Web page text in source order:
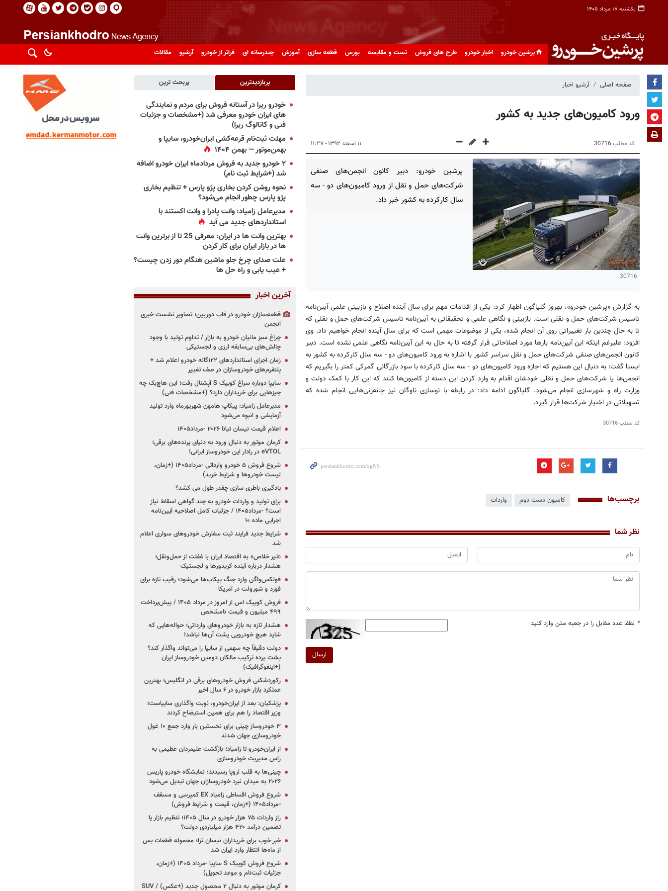
یکشنبه ۱۸ مرداد ۱۴۰۵
پرشین خودرو اخبار خودرو طرح های فروش تست و مقایسه بورس قطعه سازی آموزش چندرسانه ای فراتر از خودرو آرشیو مقالات
صفحه اصلی آرشیو اخبار
ورود کامیون‌های جدید به کشور
کد مطلب 30716 ۱۱ اسفند ۱۳۹۲ - ۱۱:۲۷
30716
پرشین خودرو: دبیر کانون انجمن‌های صنفی
شرکت‌های حمل و نقل از ورود کامیون‌های دو - سه
سال کارکرده به کشور خبر داد.
به گزارش «پرشین خودرو»، بهروز گلپاگون اظهار کرد: یکی از اقدامات مهم برای سال آینده اصلاح و بازبینی علمی آیین‌نامه
تاسیس شرکت‌های حمل و نقلی است. بازبینی و نگاهی علمی و تحقیقاتی به آیین‌نامه تاسیس شرکت‌های حمل و نقلی که
تا به حال چندین بار تغییراتی روی آن انجام شده، یکی از موضوعات مهمی است که برای سال آینده انجام خواهیم داد. وی
افزود:‌ علیرغم اینکه این آیین‌نامه بارها مورد اصلاحاتی قرار گرفته تا به حال به این آیین‌نامه نگاهی علمی نشده است. دبیر
کانون انجمن‌های صنفی شرکت‌های حمل و نقل سراسر کشور با اشاره به ورود کامیون‌های دو - سه سال کارکرده به کشور به
ایسنا گفت: به دنبال این هستیم که اجازه ورود کامیون‌های دو - سه سال کارکرده با سود بازرگانی گمرکی کمتر را بگیریم که
انجمن‌ها یا شرکت‌های حمل و نقلی خودشان اقدام به وارد کردن این دسته از کامیون‌ها کنند که این کار با کمک دولت و
وزارت راه و شهرسازی انجام می‌شود. گلپاگون ادامه داد: در رابطه با نوسازی ناوگان نیز چانه‌زنی‌هایی انجام شده که
تسهیلاتی در اختیار شرکت‌ها قرار گیرد.
کد مطلب30716
برچسب‌ها کامیون دست دوم واردات
نظر شما
* لطفا عدد مقابل را در جعبه متن وارد کنید
ارسال
پربازدیدترین پربحث ترین
خودرو ریرا در آستانه فروش برای مردم و نمایندگی
های ایران خودرو معرفی شد (+مشخصات و جزئیات
فنی و کاتالوگ ریرا)
مهلت ثبت‌نام قرعه‌کشی ایران‌خودرو، سایپا و
بهمن‌موتور — بهمن ۱۴۰۴
۲ خودرو جدید به فروش مردادماه ایران خودرو اضافه
شد (+شرایط ثبت نام)
نحوه روشن کردن بخاری پژو پارس + تنظیم بخاری
پژو پارس چطور انجام می‌شود؟
مدیرعامل زامیاد: وانت پادرا و وانت اکستند با
استانداردهای جدید می آید
بهترین وانت ها در ایران: معرفی 25 تا از برترین وانت
ها در بازار ایران برای کار کردن
علت صدای چرخ جلو ماشین هنگام دور زدن چیست؟
+ عیب یابی و راه حل ها
آخرین اخبار
قطعه‌سازان خودرو در قاب دوربین؛ تصاویر نشست خبری
انجمن
چراغ سبز مانیان خودرو به بازار / تداوم تولید با وجود
چالش‌های بی‌سابقه ارزی و لجستیکی
زمان اجرای استانداردهای ۱۲۲گانه خودرو اعلام شد +
پلتفرم‌های خودروسازان در صف تغییر
سایپا دوباره سراغ کوییک S آپشنال رفت؛ این هاچ‌بک چه
چیزهایی برای خریداران دارد؟ (+مشخصات فنی)
مدیرعامل زامیاد: پیکاپ هامون شهریورماه وارد تولید
آزمایشی و انبوه می‌شود
اعلام قیمت نیسان تیانا ۲۰۲۶ -مرداد۱۴۰۵
کرمان موتور به دنبال ورود به دنیای پرنده‌های برقی؛
eVTOL در رادار این خودروساز ایرانی!
شروع فروش ۵ خودرو وارداتی -مرداد۱۴۰۵ (+زمان،
لیست خودروها و شرایط خرید)
یادگیری باطری سازی چقدر طول می کشد؟
برای تولید و واردات خودرو به چند گواهی اسقاط نیاز
است؟ -مرداد۱۴۰۵ / جزئیات کامل اصلاحیه آیین‌نامه
اجرایی ماده ۱۰
شرایط جدید فرایند ثبت سفارش خودروهای سواری اعلام
شد
«تیر خلاص» به اقتصاد ایران با غفلت از حمل‌ونقل؛
هشدار درباره آینده کریدورها و لجستیک
فولکس‌واگن وارد جنگ پیکاپ‌ها می‌شود؛ رقیب تازه برای
فورد و شورولت در آمریکا
فروش کوییک اس از امروز در مرداد ۱۴۰۵ / پیش‌پرداخت
۴۹۹ میلیون و قیمت نامشخص
هشدار تازه به بازار خودروهای وارداتی؛ حواله‌هایی که
شاید هیچ خودرویی پشت آن‌ها نباشد!
دولت دقیقاً چه سهمی از سایپا را می‌تواند واگذار کند؟
پشت پرده ترکیب مالکان دومین خودروساز ایران
(+اینفوگرافیک)
رکوردشکنی فروش خودروهای برقی در انگلیس؛ بهترین
عملکرد بازار خودرو در ۶ سال اخیر
پزشکیان: بعد از ایران‌خودرو، نوبت واگذاری سایپاست؛
وزیر اقتصاد را هم برای همین استیضاح کردند
۳ خودروساز چینی برای نخستین بار وارد جمع ۱۰ غول
خودروسازی جهان شدند
از ایران‌خودرو تا زامیاد؛ بازگشت علیمردان عظیمی به
راس مدیریت خودروسازی
چینی‌ها به قلب اروپا رسیدند؛ نمایشگاه خودرو پاریس
۲۰۲۶ به میدان نبرد خودروسازان جهان تبدیل می‌شود
شروع فروش اقساطی زامیاد EX کمپرسی و مسقف
-مرداد۱۴۰۵ (+زمان، قیمت و شرایط فروش)
راز واردات ۷۵ هزار خودرو در سال ۱۴۰۵؛ تنظیم بازار یا
تضمین درآمد ۴۲۰ هزار میلیاردی دولت؟
خبر خوب برای خریداران نیسان ترا؛ محموله قطعات پس
از ماه‌ها انتظار وارد ایران شد
شروع فروش کوییک S سایپا -مرداد ۱۴۰۵ (+زمان،
جزئیات ثبت‌نام و موعد تحویل)
کرمان موتور به دنبال ۲ محصول جدید (+عکس) / SUV